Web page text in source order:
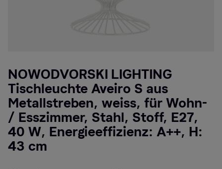
NOWODVORSKI LIGHTING
Tischleuchte Aveiro S aus
Metallstreben, weiss, für Wohn-
/ Esszimmer, Stahl, Stoff, E27,
40 W, Energieeffizienz: A++, H:
43 cm